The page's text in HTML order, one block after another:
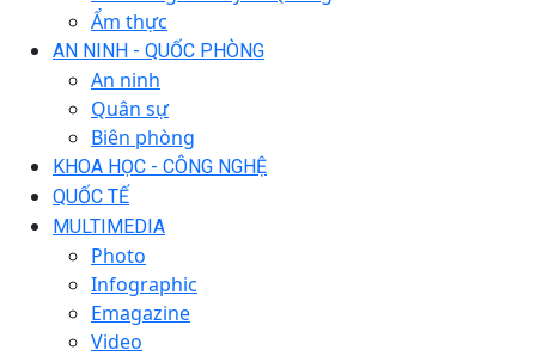
Ẩm thực
AN NINH - QUỐC PHÒNG
An ninh
Quân sự
Biên phòng
KHOA HỌC - CÔNG NGHỆ
QUỐC TẾ
MULTIMEDIA
Photo
Infographic
Emagazine
Video